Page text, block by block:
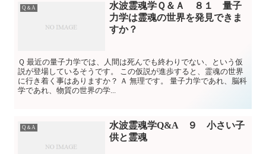
Q＆A
水波霊魂学Ｑ＆Ａ ８１ 量子
力学は霊魂の世界を発見できま
すか？
Ｑ 最近の量子力学では、人間は死んでも終わりでない、という仮
説が登場しているそうです。 この仮説が進歩すると、霊魂の世界
に行き着く事はありますか？ Ａ 無理です。 量子力学であれ、脳科
学であれ、物質の世界の学...
Q＆A
水波霊魂学Q&A ９ 小さい子
供と霊魂